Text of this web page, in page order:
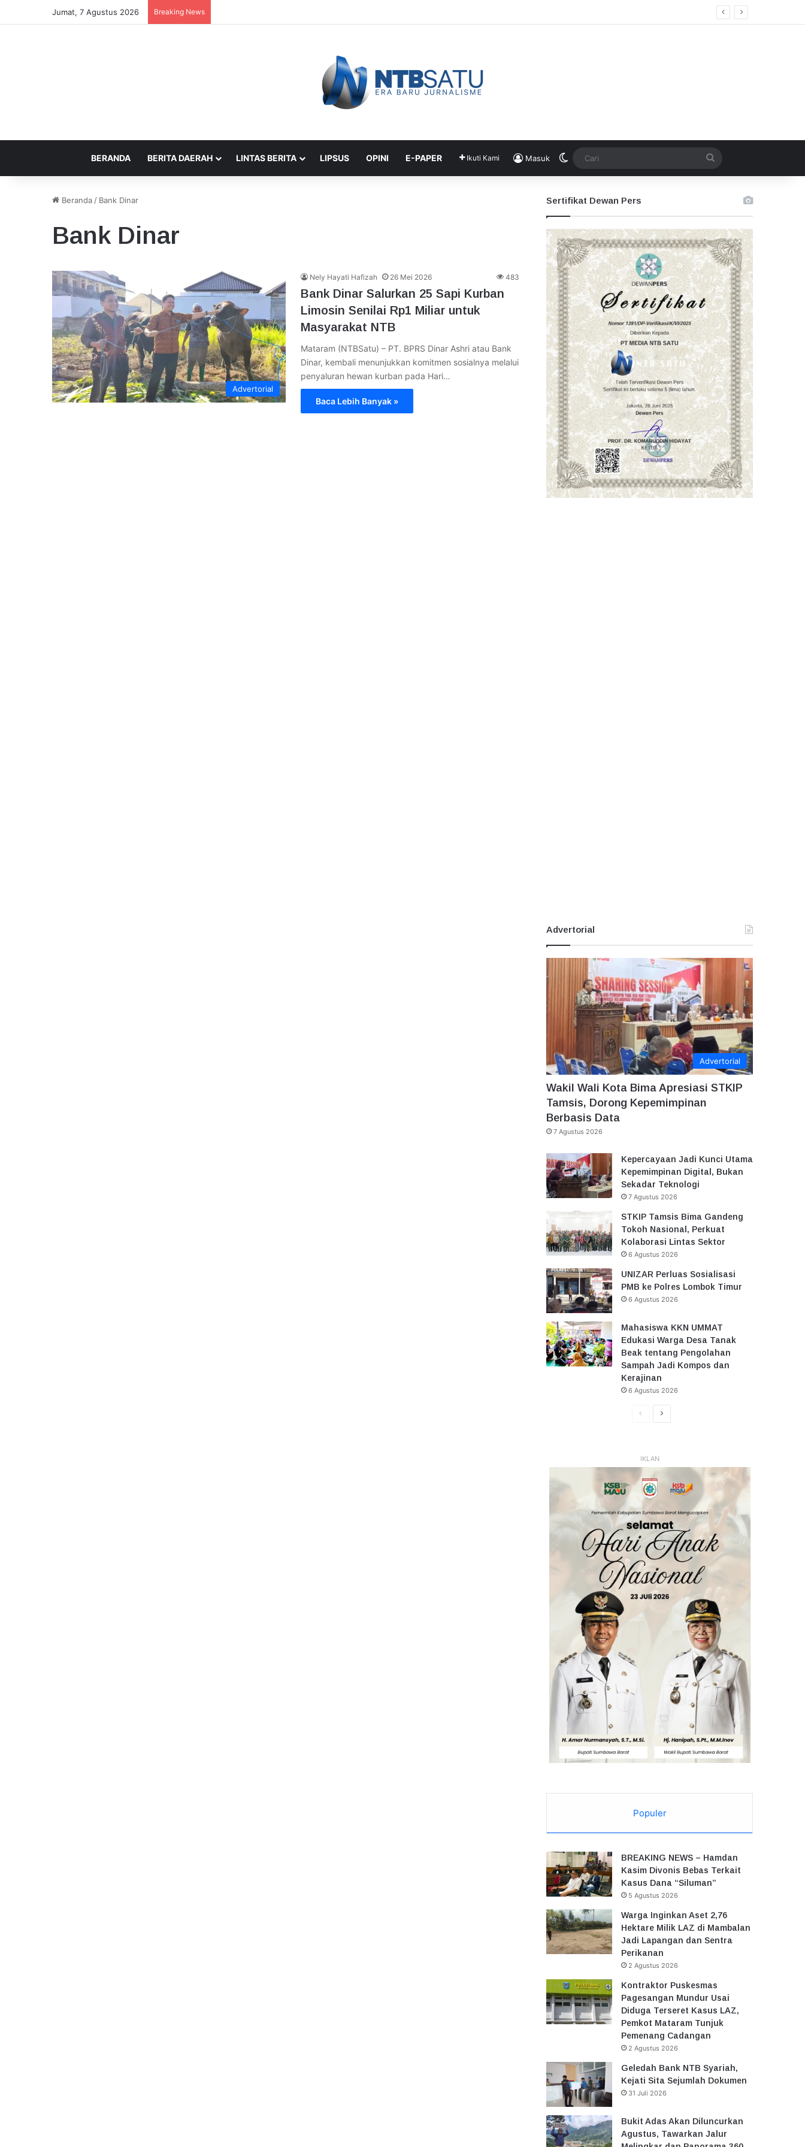
Jumat, 7 Agustus 2026 Breaking News
BERANDA BERITA DAERAH LINTAS BERITA LIPSUS OPINI E-PAPER Ikuti Kami Masuk Switch skin
Beranda / Bank Dinar
Bank Dinar
Advertorial
Nely Hayati Hafizah 26 Mei 2026 483
Bank Dinar Salurkan 25 Sapi Kurban
Limosin Senilai Rp1 Miliar untuk
Masyarakat NTB
Mataram (NTBSatu) – PT. BPRS Dinar Ashri atau Bank
Dinar, kembali menunjukkan komitmen sosialnya melalui
penyaluran hewan kurban pada Hari…
Baca Lebih Banyak »
Sertifikat Dewan Pers
Advertorial
Advertorial
Wakil Wali Kota Bima Apresiasi STKIP
Tamsis, Dorong Kepemimpinan
Berbasis Data
7 Agustus 2026
Kepercayaan Jadi Kunci Utama
Kepemimpinan Digital, Bukan
Sekadar Teknologi
7 Agustus 2026
STKIP Tamsis Bima Gandeng
Tokoh Nasional, Perkuat
Kolaborasi Lintas Sektor
6 Agustus 2026
UNIZAR Perluas Sosialisasi
PMB ke Polres Lombok Timur
6 Agustus 2026
Mahasiswa KKN UMMAT
Edukasi Warga Desa Tanak
Beak tentang Pengolahan
Sampah Jadi Kompos dan
Kerajinan
6 Agustus 2026
HalamanHalaman
IKLAN
Populer
BREAKING NEWS – Hamdan
Kasim Divonis Bebas Terkait
Kasus Dana “Siluman”
5 Agustus 2026
Warga Inginkan Aset 2,76
Hektare Milik LAZ di Mambalan
Jadi Lapangan dan Sentra
Perikanan
2 Agustus 2026
Kontraktor Puskesmas
Pagesangan Mundur Usai
Diduga Terseret Kasus LAZ,
Pemkot Mataram Tunjuk
Pemenang Cadangan
2 Agustus 2026
Geledah Bank NTB Syariah,
Kejati Sita Sejumlah Dokumen
31 Juli 2026
Bukit Adas Akan Diluncurkan
Agustus, Tawarkan Jalur